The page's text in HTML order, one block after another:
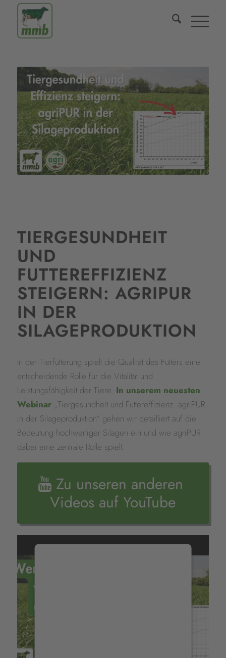
TIERGESUNDHEIT
UND
FUTTEREFFIZIENZ
STEIGERN: AGRIPUR
IN DER
SILAGEPRODUKTION
In der Tierfütterung spielt die Qualität des Futters eine
entscheidende Rolle für die Vitalität und
Leistungsfähigkeit der Tiere. In unserem neuesten
Webinar„Tiergesundheit und Futtereffizienz: agriPUR
in der Silageproduktion“ gehen wir detailliert auf die
Bedeutung hochwertiger Silagen ein und wie agriPUR
dabei eine zentrale Rolle spielt.
Zu unseren anderen
Videos auf YouTube